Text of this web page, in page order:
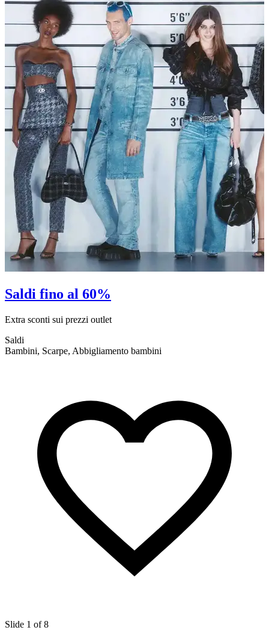
Saldi fino al 60%
Extra sconti sui prezzi outlet
Saldi
Bambini, Scarpe, Abbigliamento bambini
Slide 1 of 8